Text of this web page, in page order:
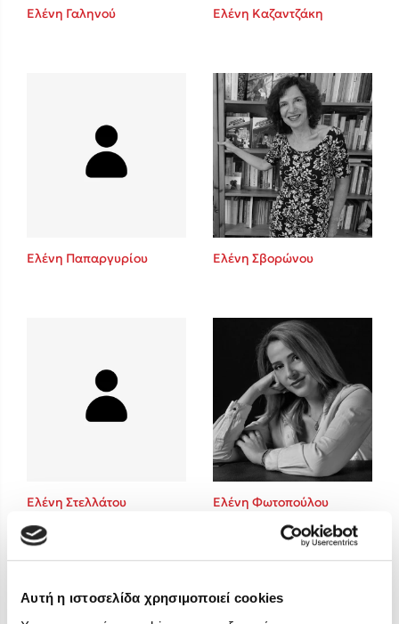
Αυτή η ιστοσελίδα χρησιμοποιεί cookies
Δημοφιλείς Συγγραφείς
Φυστίκι ΠουΚυλάει
Sebastian Fitzek
Benzamin Bécue
Rebecca Yarros
Ali Hazelwood
Cori Doerrfeld
Pierdomenico Baccalario
Δανάη Ιμπραχήμ
Ελένη Γαληνού Ελένη Καζαντζάκη
Ελένη Παπαργυρίου Ελένη Σβορώνου
Ελένη Στελλάτου Ελένη Φωτοπούλου